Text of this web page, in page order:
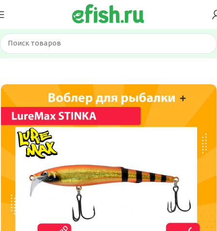
Главная Приманки Воблеры